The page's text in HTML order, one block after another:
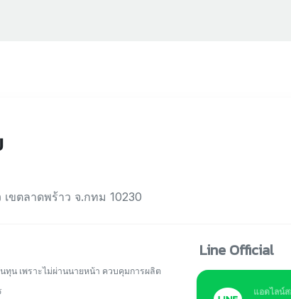
ขตลาดพร้าว จ.กทม 10230
นทุน เพราะไม่ผ่านนายหน้า ควบคุมการผลิต
Line Official
แอดไลน์